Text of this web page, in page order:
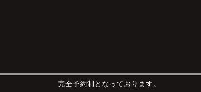
完全予約制となっております。